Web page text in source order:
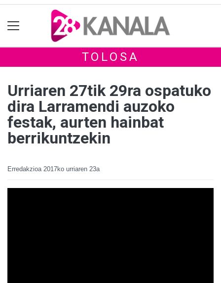
TOLOSA
Urriaren 27tik 29ra ospatuko
dira Larramendi auzoko
festak, aurten hainbat
berrikuntzekin
Erredakzioa 2017ko urriaren 23a